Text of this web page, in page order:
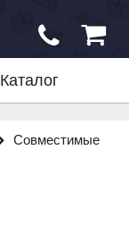
Каталог
Совместимые